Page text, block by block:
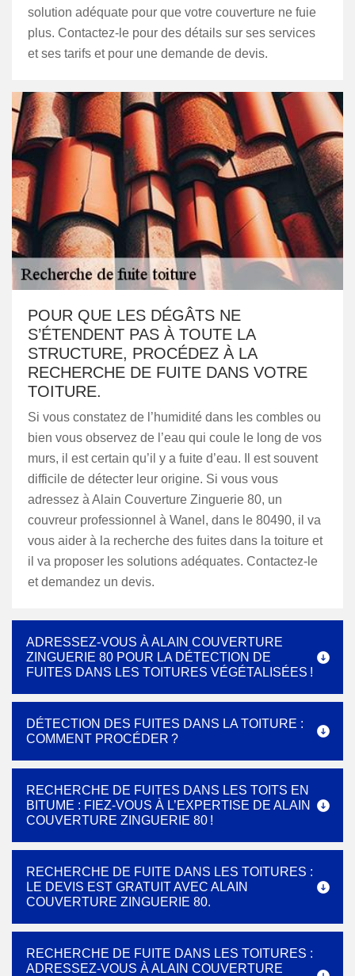
solution adéquate pour que votre couverture ne fuie
plus. Contactez-le pour des détails sur ses services
et ses tarifs et pour une demande de devis.
POUR QUE LES DÉGÂTS NE
S’ÉTENDENT PAS À TOUTE LA
STRUCTURE, PROCÉDEZ À LA
RECHERCHE DE FUITE DANS VOTRE
TOITURE.
Si vous constatez de l’humidité dans les combles ou
bien vous observez de l’eau qui coule le long de vos
murs, il est certain qu’il y a fuite d’eau. Il est souvent
difficile de détecter leur origine. Si vous vous
adressez à Alain Couverture Zinguerie 80, un
couvreur professionnel à Wanel, dans le 80490, il va
vous aider à la recherche des fuites dans la toiture et
il va proposer les solutions adéquates. Contactez-le
et demandez un devis.
ADRESSEZ-VOUS À ALAIN COUVERTURE
ZINGUERIE 80 POUR LA DÉTECTION DE
FUITES DANS LES TOITURES VÉGÉTALISÉES !
DÉTECTION DES FUITES DANS LA TOITURE :
COMMENT PROCÉDER ?
RECHERCHE DE FUITES DANS LES TOITS EN
BITUME : FIEZ-VOUS À L’EXPERTISE DE ALAIN
COUVERTURE ZINGUERIE 80 !
RECHERCHE DE FUITE DANS LES TOITURES :
LE DEVIS EST GRATUIT AVEC ALAIN
COUVERTURE ZINGUERIE 80.
RECHERCHE DE FUITE DANS LES TOITURES :
ADRESSEZ-VOUS À ALAIN COUVERTURE